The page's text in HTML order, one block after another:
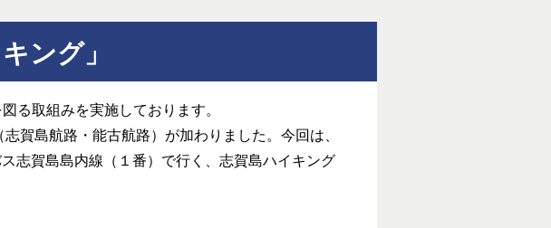
ング」
る取組みを実施しております。
賀島航路・能古航路）が加わりました。今回は、
志賀島島内線（１番）で行く、志賀島ハイキング